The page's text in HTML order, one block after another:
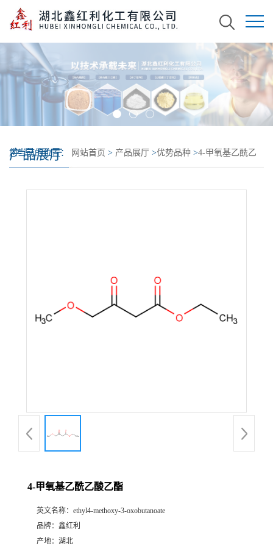
产品展厅
您当前的位置： 网站首页 > 产品展厅 >优势品种 >4-甲氧基乙酰乙
4-甲氧基乙酰乙酸乙酯
英文名称： ethyl4-methoxy-3-oxobutanoate
品牌： 鑫红利
产地： 湖北